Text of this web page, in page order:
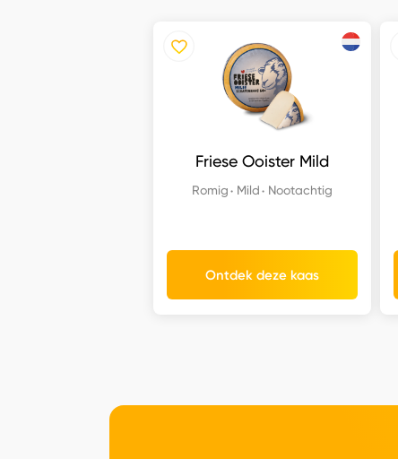
Friese Ooister Mild
Romig Mild Nootachtig
Ontdek deze kaas